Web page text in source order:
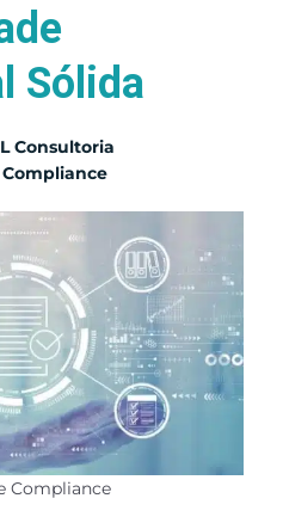
Sólida
Consultoria
Compliance
Compliance